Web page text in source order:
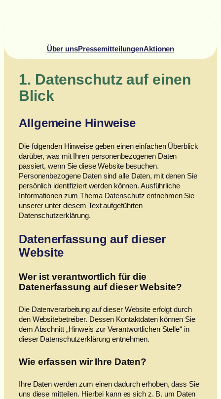
Über unsPressemitteilungenAktionen
1. Datenschutz auf einen
Blick
Allgemeine Hinweise
Die folgenden Hinweise geben einen einfachen Überblick
darüber, was mit Ihren personenbezogenen Daten
passiert, wenn Sie diese Website besuchen.
Personenbezogene Daten sind alle Daten, mit denen Sie
persönlich identifiziert werden können. Ausführliche
Informationen zum Thema Datenschutz entnehmen Sie
unserer unter diesem Text aufgeführten
Datenschutzerklärung.
Datenerfassung auf dieser
Website
Wer ist verantwortlich für die
Datenerfassung auf dieser Website?
Die Datenverarbeitung auf dieser Website erfolgt durch
den Websitebetreiber. Dessen Kontaktdaten können Sie
dem Abschnitt „Hinweis zur Verantwortlichen Stelle“ in
dieser Datenschutzerklärung entnehmen.
Wie erfassen wir Ihre Daten?
Ihre Daten werden zum einen dadurch erhoben, dass Sie
uns diese mitteilen. Hierbei kann es sich z. B. um Daten